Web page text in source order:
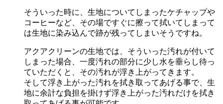
そういった時に、生地についてしまったケチャップや
コーヒーなど、その場ですぐに擦って拭いてしまって
は生地に染み込んで跡が残ってしまいそうですね。
アクアクリーンの生地では、そういった汚れが付いて
しまった場合、一度汚れの部分に少し水を垂らし待っ
ていただくと、その汚れが浮き上がってきます。
そして浮き上がった汚れを拭き取ってあげる事で、生
地に余計な負担を掛けず浮き上がった汚れだけを拭き